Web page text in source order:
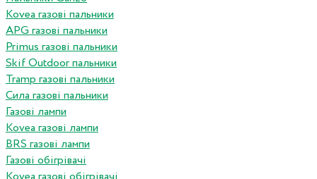
Kovea газові пальники
APG газові пальники
Primus газові пальники
Skif Outdoor пальники
Tramp газові пальники
Сила газові пальники
Газові лампи
Kovea газові лампи
BRS газові лампи
Газові обігрівачі